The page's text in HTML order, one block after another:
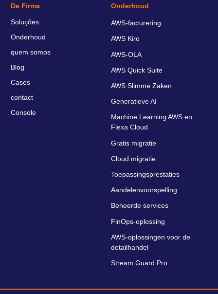
De Firma
Soluções
Onderhoud
quem somos
Blog
Cases
contact
Console
Onderhoud
AWS-facturering
AWS Kiro
AWS-OLA
AWS Quick Suite
AWS Slimme Zaken
Generatieve AI
Machine Learning AWS en
Flexa Cloud
Gratis migratie
Cloud migratie
Toepassingsprestaties
Aandelenvoorspelling
Beheerde services
FinOps-oplossing
AWS-oplossingen voor de
detailhandel
Stream Guard Pro